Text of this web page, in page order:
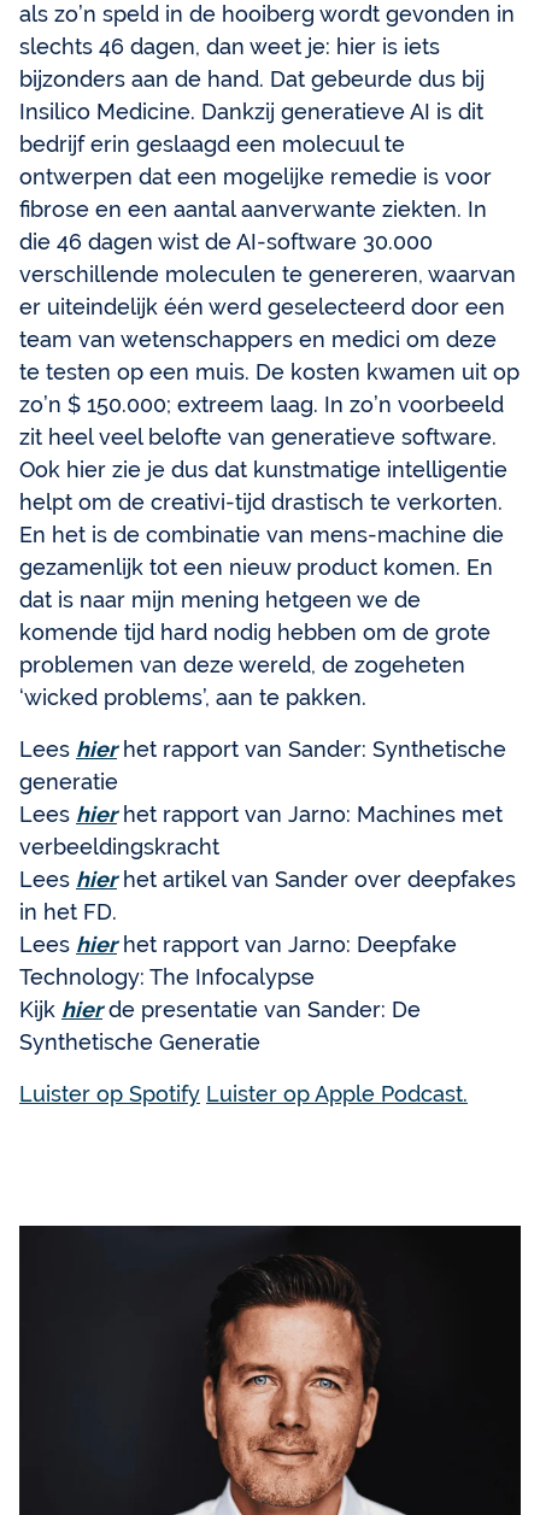
als zo’n speld in de hooiberg wordt gevonden in
slechts 46 dagen, dan weet je: hier is iets
bijzonders aan de hand. Dat gebeurde dus bij
Insilico Medicine. Dankzij generatieve AI is dit
bedrijf erin geslaagd een molecuul te
ontwerpen dat een mogelijke remedie is voor
fibrose en een aantal aanverwante ziekten. In
die 46 dagen wist de AI-software 30.000
verschillende moleculen te genereren, waarvan
er uiteindelijk één werd geselecteerd door een
team van wetenschappers en medici om deze
te testen op een muis. De kosten kwamen uit op
zo’n $ 150.000; extreem laag. In zo’n voorbeeld
zit heel veel belofte van generatieve software.
Ook hier zie je dus dat kunstmatige intelligentie
helpt om de creativi-tijd drastisch te verkorten.
En het is de combinatie van mens-machine die
gezamenlijk tot een nieuw product komen. En
dat is naar mijn mening hetgeen we de
komende tijd hard nodig hebben om de grote
problemen van deze wereld, de zogeheten
‘wicked problems’, aan te pakken.
Lees hierhet rapport van Sander: Synthetische
generatie
Lees hierhet rapport van Jarno: Machines met
verbeeldingskracht
Lees hierhet artikel van Sander over deepfakes
in het FD.
Lees hierhet rapport van Jarno: Deepfake
Technology: The Infocalypse
Kijk hierde presentatie van Sander: De
Synthetische Generatie
Luister op Spotify Luister op Apple Podcast.